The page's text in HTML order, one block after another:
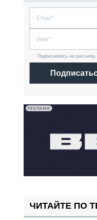
Подписываясь на
РЕКЛАМА
ЧИТАЙТЕ ПО